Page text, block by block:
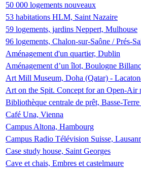
50 000 logements nouveaux
53 habitations HLM, Saint Nazaire
59 logements, jardins Neppert, Mulhouse
96 logements, Chalon-sur-Saône / Prés-
Aménagement d'un quartier, Dublin
Aménagement d’un îlot, Boulogne
Art Mill Museum, Doha (Qatar) -
Art on the Spit. Concept for an Open-Air
Bibliothèque centrale de prêt, Basse-
Café Una, Vienna
Campus Altona, Hambourg
Campus Radio Télévision Suisse,
Case study house, Saint Georges
Cave et chais, Embres et castelmaure